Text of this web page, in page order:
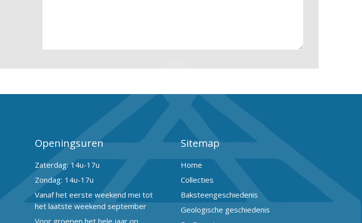
Openingsuren
Zaterdag: 14u-17u
Zondag: 14u-17u
Vanaf het eerste weekend mei tot
het laatste weekend september
Voor groepen het hele jaar op
Sitemap
Home
Collecties
Baksteengeschiedenis
Geologische geschiedenis